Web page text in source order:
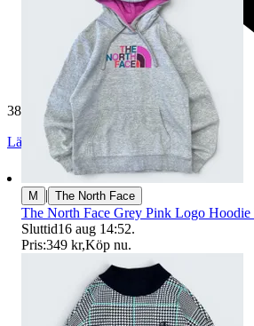
38 876 omdömen
Läs omdömen Följ
M | The North Face
The North Face Grey Pink Logo Hoodie
Sluttid16 aug 14:52.
Pris:349 kr,Köp nu.